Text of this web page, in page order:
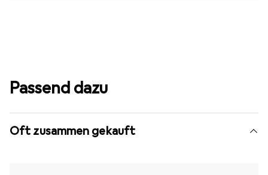
Passend dazu
Oft zusammen gekauft